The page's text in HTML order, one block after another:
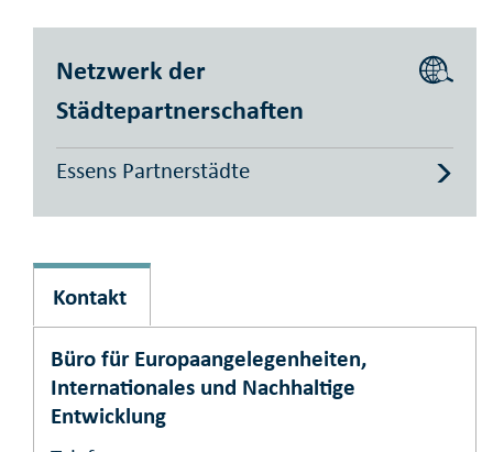
Netzwerk der
Städtepartnerschaften
Essens Partnerstädte
Kontakt
Büro für Europaangelegenheiten,
Internationales und Nachhaltige
Entwicklung